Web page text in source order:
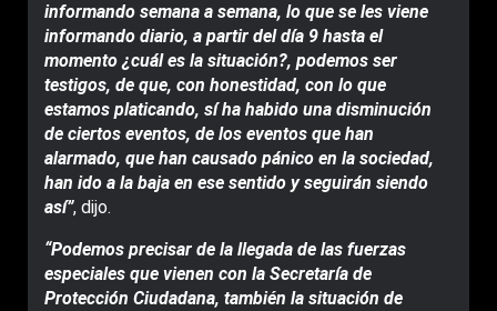
informando semana a semana, lo que se les viene
informando diario, a partir del día 9 hasta el
momento ¿cuál es la situación?, podemos ser
testigos, de que, con honestidad, con lo que
estamos platicando, sí ha habido una disminución
de ciertos eventos, de los eventos que han
alarmado, que han causado pánico en la sociedad,
han ido a la baja en ese sentido y seguirán siendo
así”, dijo.
“Podemos precisar de la llegada de las fuerzas
especiales que vienen con la Secretaría de
Protección Ciudadana, también la situación de